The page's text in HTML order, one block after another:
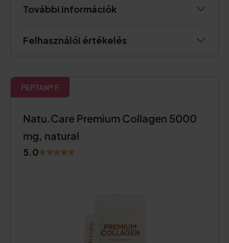
További információk
Felhasználói értékelés
PEPTAN® F
Natu.Care Premium Collagen 5000
mg, natural
5.0